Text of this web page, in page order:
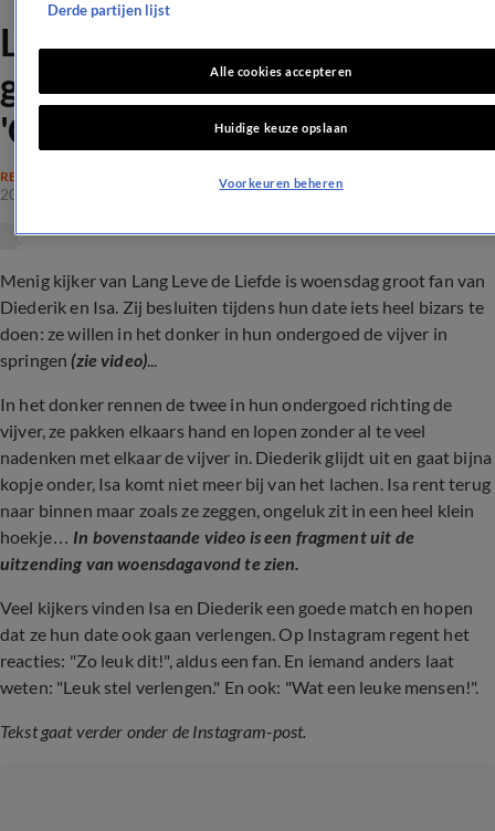
Lang Leve de Liefde-kijker
gaat stuk om deze date:
'Geweldig'
REALITY
20 mrt 2024, 18:04
Menig kijker van Lang Leve de Liefde is woensdag groot fan van
Diederik en Isa. Zij besluiten tijdens hun date iets heel bizars te
doen: ze willen in het donker in hun ondergoed de vijver in
springen(zie video)...
In het donker rennen de twee in hun ondergoed richting de
vijver, ze pakken elkaars hand en lopen zonder al te veel
nadenken met elkaar de vijver in. Diederik glijdt uit en gaat bijna
kopje onder, Isa komt niet meer bij van het lachen. Isa rent terug
naar binnen maar zoals ze zeggen, ongeluk zit in een heel klein
hoekje… In bovenstaande video is een fragment uit de
uitzending van woensdagavond te zien.
Veel kijkers vinden Isa en Diederik een goede match en hopen
dat ze hun date ook gaan verlengen. Op Instagram regent het
reacties: "Zo leuk dit!", aldus een fan. En iemand anders laat
weten: "Leuk stel verlengen." En ook: "Wat een leuke mensen!".
Tekst gaat verder onder de Instagram-post.
Derde partijen lijst
Alle cookies accepteren
Huidige keuze opslaan
Voorkeuren beheren